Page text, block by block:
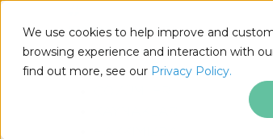
We use cookies to help improve and
browsing experience and interaction with
find out more, see our Privacy Policy.
IRONSOFTWARE
ÜRüNLER
KURUM